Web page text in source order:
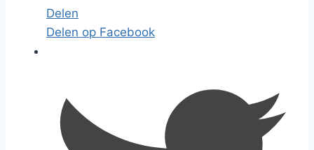
Delen
Delen op Facebook